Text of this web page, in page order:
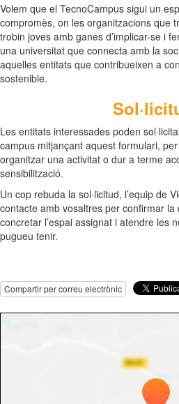
Volem que el TecnoCampus sigui un
compromès, on les organitzacions que
trobin joves amb ganes d’implicar-se i
una universitat que connecta amb la
aquelles entitats que contribueixen a
sostenible.
Les entitats interessades poden
campus mitjançant aquest formulari,
organitzar una activitat o dur a terme
sensibilització.
Un cop rebuda la sol·licitud, l’equip de
contacte amb vosaltres per confirmar la
concretar l’espai assignat i atendre les
pugueu tenir.
Compartir per correu electrònic